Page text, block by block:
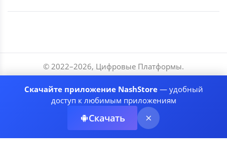
© 2022–2026, Цифровые Платформы.
Разработчики
Соглашение
Рекомендательные системы
Скачайте приложение NashStore— удобный
доступ к любимым приложениям
Скачать